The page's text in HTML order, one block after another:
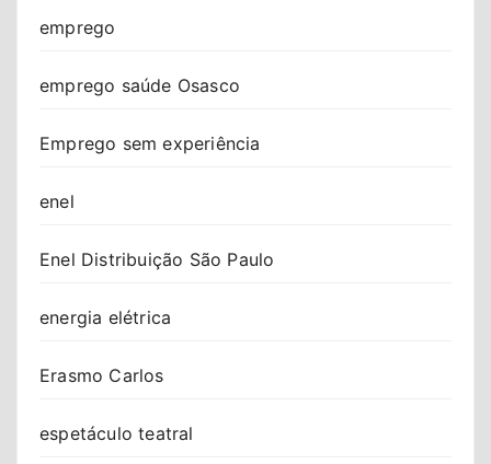
emprego
emprego saúde Osasco
Emprego sem experiência
enel
Enel Distribuição São Paulo
energia elétrica
Erasmo Carlos
espetáculo teatral